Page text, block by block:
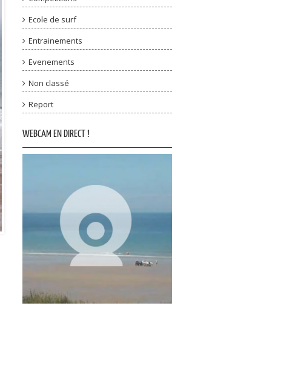
Ecole de surf
Entrainements
Evenements
Non classé
Report
WEBCAM EN DIRECT !